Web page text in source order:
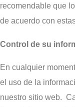
recomendable que
de acuerdo con
Control de su
En cualquier
el uso de la
nuestro sitio web.